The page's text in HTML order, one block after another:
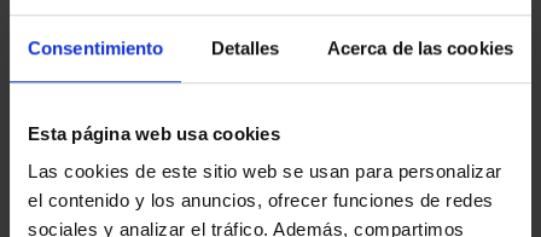
Consentimiento Detalles Acerca de las cookies
Esta página web usa cookies
Las cookies de este sitio web se usan para personalizar
el contenido y los anuncios, ofrecer funciones de redes
sociales y analizar el tráfico. Además, compartimos
INFORMACIÓN AMAZON AFILIADOS
En calidad de Afiliado de Amazon, obtengo ingresos por
las compras adscritas que cumplen los requisitos
aplicables
opositor, oposición,
administrativos
Estos cobros NO pertenecen a Oposito.es.
Si alguien te solicita dinero o intenta venderte acceso a
nuestros contenidos haciéndose pasar por nosotros,
La única web oficial es:
https://oposito.es y no tenemos opciones de pago,
todo el contenido es gratuito